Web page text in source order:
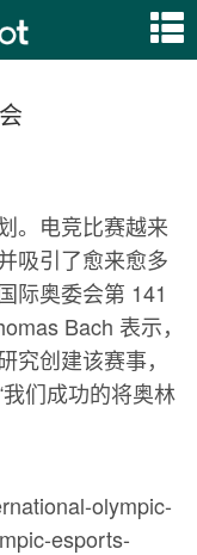
。电竞比赛越来
吸引了愈来愈多
际奥委会第 141
Bach 表示，
创建该赛事，
们成功的将奥林
olympic-
esports-